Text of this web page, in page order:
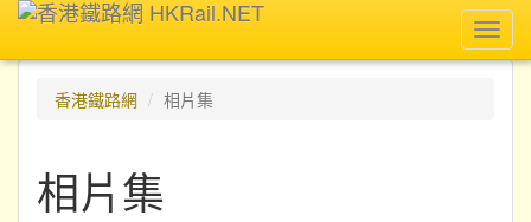
香港鐵路網
相片集
相片集